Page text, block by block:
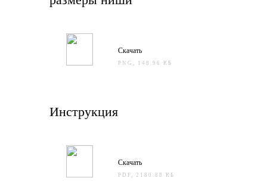
Скачать
PNG, 148.96 КБ
Инструкция
Скачать
PDF, 2180.88 КБ